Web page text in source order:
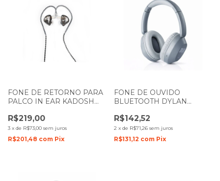
FONE DE RETORNO PARA
PALCO IN EAR KADOSH
R$219,00
3 x de R$73,00 sem juros
R$201,48 com Pix
FONE DE OUVIDO
BLUETOOTH DYLAN
DL-500 GREY
R$142,52
2 x de R$71,26 sem juros
R$131,12 com Pix